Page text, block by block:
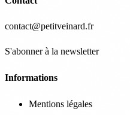
contact@petitveinard.fr
S'abonner à la newsletter
Informations
Mentions légales